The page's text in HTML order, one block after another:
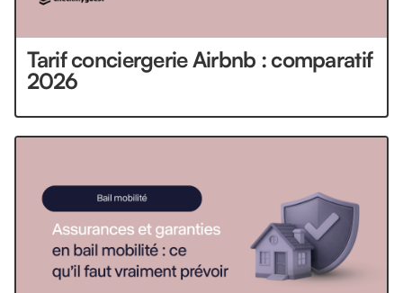
Tarif conciergerie Airbnb : comparatif
2026